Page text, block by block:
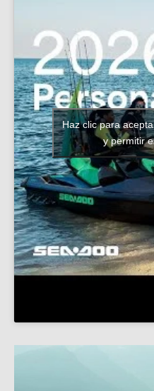
Haz clic para
y permitir